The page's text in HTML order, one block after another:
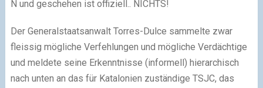
N und geschehen ist offiziell.. NICHTS!
Der Generalstaatsanwalt Torres-Dulce sammelte zwar
fleissig mögliche Verfehlungen und mögliche Verdächtige
und meldete seine Erkenntnisse (informell) hierarchisch
nach unten an das für Katalonien zuständige TSJC, das